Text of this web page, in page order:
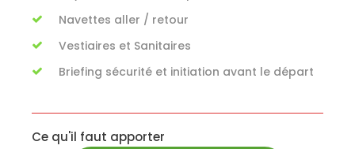
Navettes aller / retour
Vestiaires et Sanitaires
Briefing sécurité et initiation avant le départ
Ce qu'il faut apporter